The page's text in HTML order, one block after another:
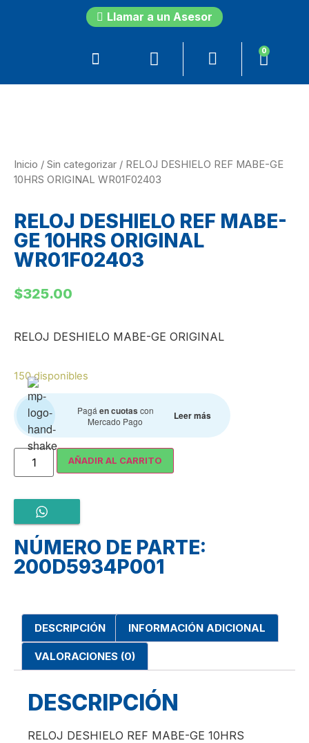
Llamar a un Asesor
0
Inicio / Sin categorizar / RELOJ DESHIELO REF MABE-GE
10HRS ORIGINAL WR01F02403
RELOJ DESHIELO REF MABE-
GE 10HRS ORIGINAL
WR01F02403
$325.00
RELOJ DESHIELO MABE-GE ORIGINAL
150 disponibles
Pagáen cuotas con
Mercado Pago
Leer más
AÑADIR AL CARRITO
NÚMERO DE PARTE:
200D5934P001
DESCRIPCIÓN INFORMACIÓN ADICIONAL
VALORACIONES (0)
DESCRIPCIÓN
RELOJ DESHIELO REF MABE-GE 10HRS